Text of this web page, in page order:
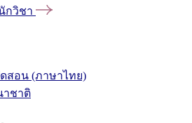
กวิชา
สอน (ภาษาไทย)
าชาติ